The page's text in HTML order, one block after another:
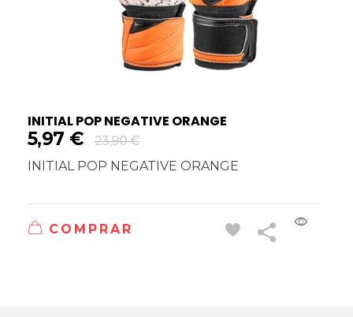
INITIAL POP NEGATIVE ORANGE
5,97 € 23,90€
INITIAL POP NEGATIVE ORANGE
COMPRAR